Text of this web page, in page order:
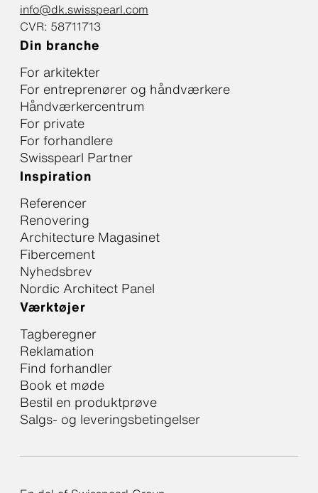
info@dk.swisspearl.com
CVR: 58711713
Din branche
For arkitekter
For entreprenører og håndværkere
Håndværkercentrum
For private
For forhandlere
Swisspearl Partner
Inspiration
Referencer
Renovering
Architecture Magasinet
Fibercement
Nyhedsbrev
Nordic Architect Panel
Værktøjer
Tagberegner
Reklamation
Find forhandler
Book et møde
Bestil en produktprøve
Salgs- og leveringsbetingelser